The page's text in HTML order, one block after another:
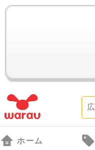
ホーム